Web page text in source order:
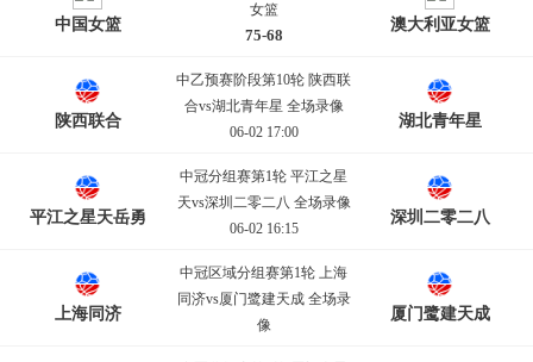
中国女篮
女篮
75-68
澳大利亚女篮
陕西联合
中乙预赛阶段第10轮 陕西联
合vs湖北青年星 全场录像
06-02 17:00
湖北青年星
平江之星天岳勇
中冠分组赛第1轮 平江之星
天vs深圳二零二八 全场录像
06-02 16:15
深圳二零二八
上海同济
中冠区域分组赛第1轮 上海
同济vs厦门鹭建天成 全场录
像
厦门鹭建天成